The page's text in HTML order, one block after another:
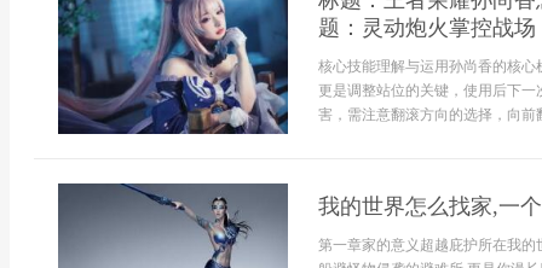
题：灵动炮火掌控战
核心技能理解与运用孙尚香的核
更是调整站位的关键，使用后下
害，需注意翻滚方向的选择，向前
我的世界怎么找家,一
第一章家的意义超越庇护所在我